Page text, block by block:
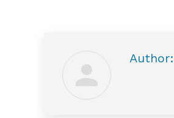
Author: